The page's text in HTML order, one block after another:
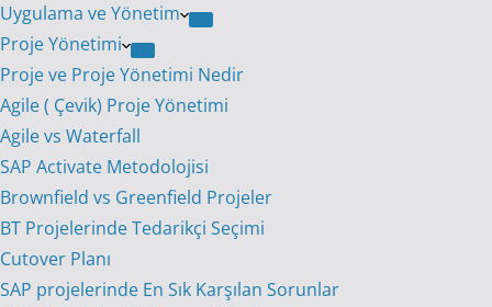
Uygulama ve Yönetim
Proje Yönetimi
Proje ve Proje Yönetimi Nedir
Agile ( Çevik) Proje Yönetimi
Agile vs Waterfall
SAP Activate Metodolojisi
Brownfield vs Greenfield Projeler
BT Projelerinde Tedarikçi Seçimi
Cutover Planı
SAP projelerinde En Sık Karşılan Sorunlar